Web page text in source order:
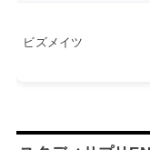
ビズメイツ